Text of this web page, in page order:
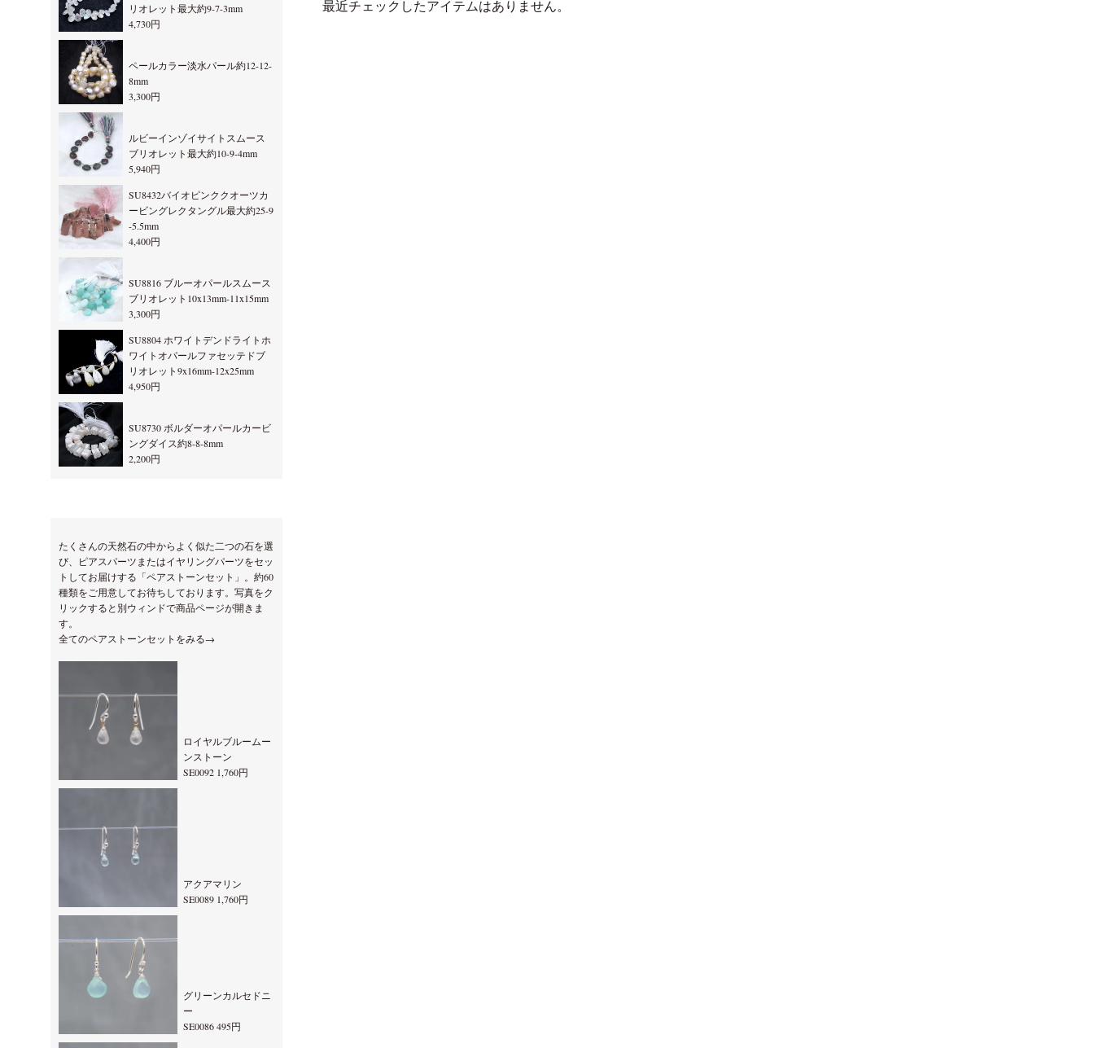
最近チェックしたアイテムはありません。
リオレット最大約9-7-3mm
4,730円
ペールカラー淡水パール約12-12-
8mm
3,300円
ルビーインゾイサイトスムース
ブリオレット最大約10-9-4mm
5,940円
SU8432バイオピンククオーツカ
ービングレクタングル最大約25-9
-5.5mm
4,400円
SU8816 ブルーオパールスムース
ブリオレット10x13mm-11x15mm
3,300円
SU8804 ホワイトデンドライトホ
ワイトオパールファセッテドブ
リオレット9x16mm-12x25mm
4,950円
SU8730 ボルダーオパールカービ
ングダイス約8-8-8mm
2,200円
たくさんの天然石の中からよく似た二つの石を選
び、ピアスパーツまたはイヤリングパーツをセッ
トしてお届けする「ペアストーンセット」。約60
種類をご用意してお待ちしております。写真をク
リックすると別ウィンドで商品ページが開きま
す。
全てのペアストーンセットをみる→
ロイヤルブルームー
ンストーン
SE0092 1,760円
アクアマリン
SE0089 1,760円
グリーンカルセドニ
ー
SE0086 495円